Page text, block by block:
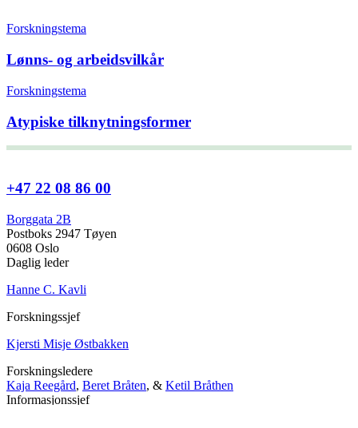
Forskningstema
Lønns- og arbeidsvilkår
Forskningstema
Atypiske tilknytningsformer
+47 22 08 86 00
Borggata 2B
Postboks 2947 Tøyen
0608 Oslo
Daglig leder
Hanne C. Kavli
Forskningssjef
Kjersti Misje Østbakken
Forskningsledere
Kaja Reegård, Beret Bråten, & Ketil Bråthen
Informasjonssjef